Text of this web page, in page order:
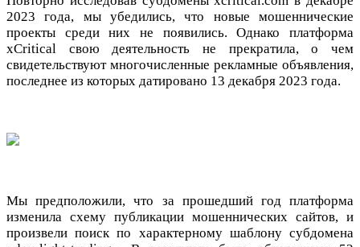
2023 года, мы убедились, что новые мошеннические
проекты среди них не появились. Однако платформа
xCritical свою деятельность не прекратила, о чем
свидетельствуют многочисленные рекламные объявления,
последнее из которых датировано 13 декабря 2023 года.
Мы предположили, что за прошедший год платформа
изменила схему публикации мошеннических сайтов, и
произвели поиск по характерному шаблону субдомена